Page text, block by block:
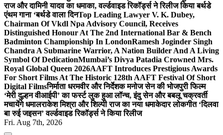
राज और दामिनी यादव का धमाका, वर्ल्डवाइड रिकॉर्ड्स ने रिलीज किया बर्थडे
एंथम गाना ‘बर्थडे वाला दिनTop Leading Lawyer V. K. Dubey,
Chairman Of Vkdl Npa Advisory Council, Receives
Distinguished Honour At The 2nd International Bar & Bench
Badminton Championship In LondonRamesh Joginder Singh
Chandra A Submarine Warrior, A Nation Builder And A Living
Symbol Of DedicationMumbai’s Divya Patadia Crowned Mrs.
Royal Global Queen 2026AAFT Introduces Prestigious Awards
For Short Films At The Historic 128th AAFT Festival Of Short
Digital Filmsनिर्माता धरमवीर और निर्देशक मनोज सेन की भोजपुरी फिल्म
‘मेरी दुल्हन वीआईपी’ का फर्स्ट लुक हुआ लॉन्च, इंदु सेन और बबलू चक्रवर्ती
मचायेंगे धमालराकेश मिश्रा और शिल्पी राज का नया धमाकेदार लोकगीत ‘दिलवा
बा रुई जइसन’ वर्ल्डवाइड रिकॉर्ड्स ने किया रिलीज
Fri. Aug 7th, 2026